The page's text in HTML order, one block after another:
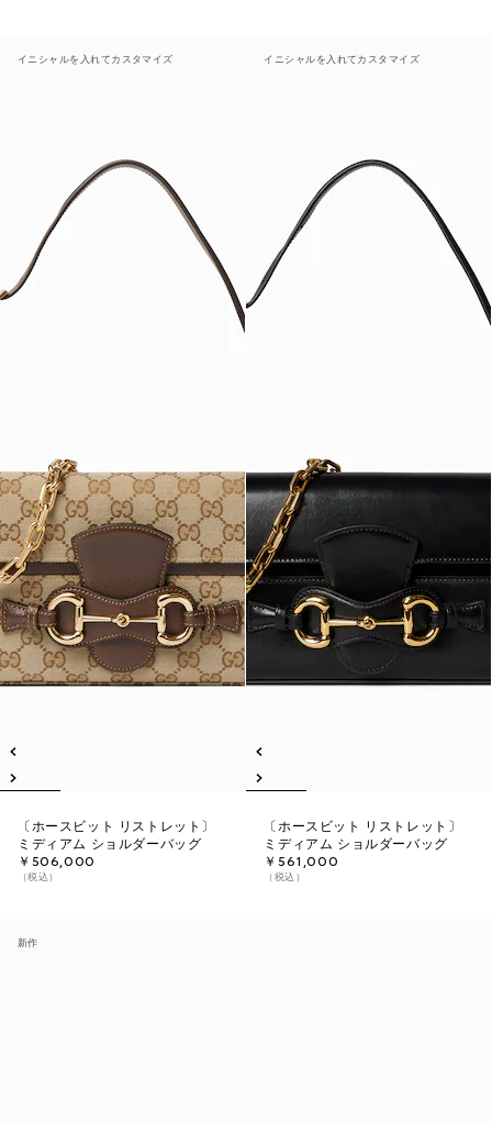
イニシャルを入れてカスタマイズ
〔ホースビット リストレット〕
ミディアム ショルダーバッグ
￥506,000
（税込）
イニシャルを入れてカスタマイズ
〔ホースビット リストレット〕
ミディアム ショルダーバッグ
￥561,000
（税込）
新作